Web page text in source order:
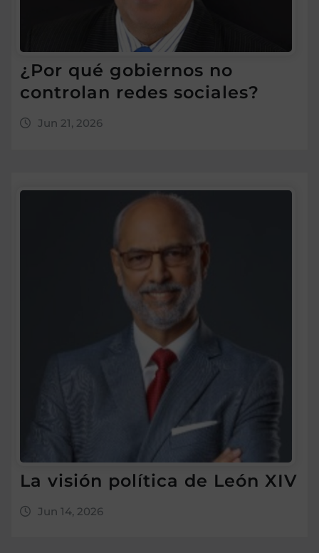
¿Por qué gobiernos no
controlan redes sociales?
Jun 21, 2026
La visión política de León XIV
Jun 14, 2026